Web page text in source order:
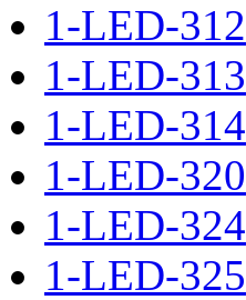
1-LED-312
1-LED-313
1-LED-314
1-LED-320
1-LED-324
1-LED-325